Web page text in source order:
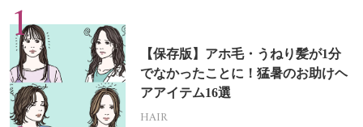
【保存版】アホ毛・うねり髪が1分
でなかったことに！猛暑のお助けヘ
アアイテム16選
HAIR